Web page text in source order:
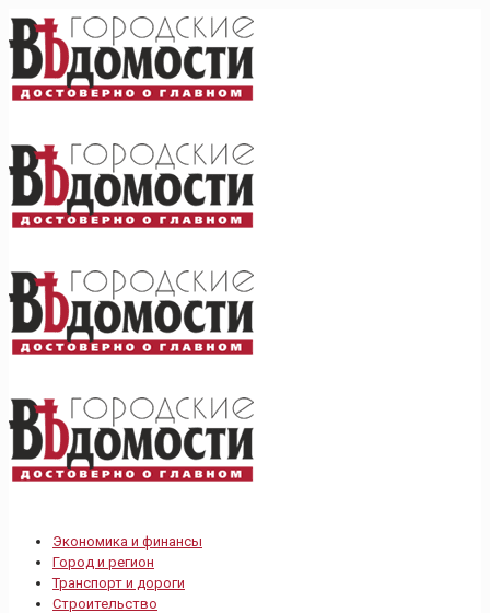
Экономика и финансы
Город и регион
Транспорт и дороги
Строительство